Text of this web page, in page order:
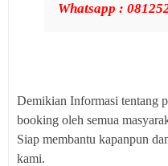
Whatsapp :
Demikian Informasi tentang
booking oleh semua
Siap membantu kapanpun
kami.